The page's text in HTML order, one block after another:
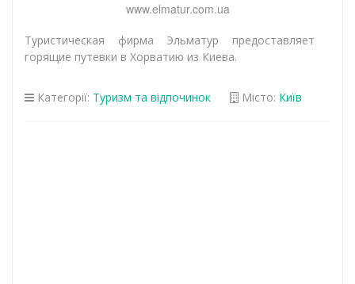
www.elmatur.com.ua
Туристическая фирма Эльматур предоставляет
горящие путевки в Хорватию из Киева.
Категорії: Туризм та відпочинок Місто: Київ